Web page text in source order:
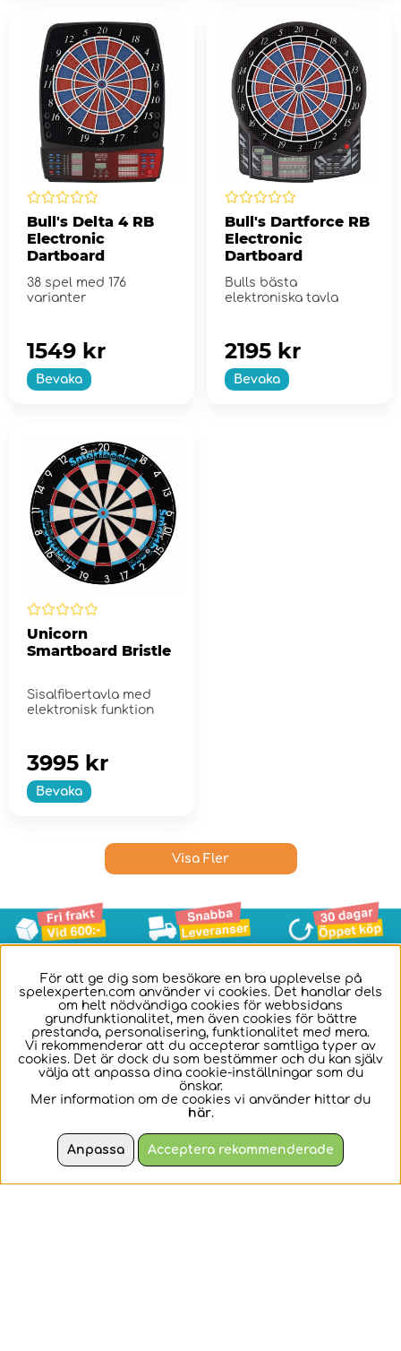
Bull's Delta 4 RB
Electronic
Dartboard
38 spel med 176
varianter
Bevaka
1549 kr
Bull's Dartforce RB
Electronic
Dartboard
Bulls bästa
elektroniska tavla
Bevaka
2195 kr
Unicorn
Smartboard Bristle
Sisalfibertavla med
elektronisk funktion
Bevaka
3995 kr
Visa Fler
- Köpvillkor
- Cookies
- Frågor & Svar
- Kontakta Oss
- Integritetspolicy
- Leveransinfo
För att ge dig som besökare en bra upplevelse på
spelexperten.com använder vi cookies. Det handlar dels
om helt nödvändiga cookies för webbsidans
grundfunktionalitet, men även cookies för bättre
prestanda, personalisering, funktionalitet med mera.
Vi rekommenderar att du accepterar samtliga typer av
cookies. Det är dock du som bestämmer och du kan själv
välja att anpassa dina cookie-inställningar som du
önskar.
Mer information om de cookies vi använder hittar du
här.
Anpassa Acceptera rekommenderade